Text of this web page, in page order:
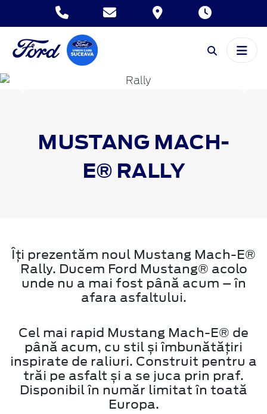
MUSTANG MACH-
E® RALLY
Îți prezentăm noul Mustang Mach-E®
Rally. Ducem Ford Mustang® acolo
unde nu a mai fost până acum – în
afara asfaltului.
Cel mai rapid Mustang Mach-E® de
până acum, cu stil și îmbunătățiri
inspirate de raliuri. Construit pentru a
trăi pe asfalt și a se juca prin praf.
Disponibil în număr limitat în toată
Europa.